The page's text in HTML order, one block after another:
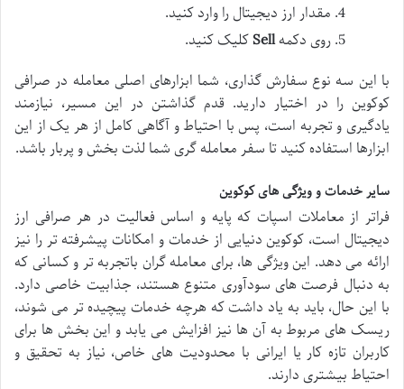
مقدار ارز دیجیتال را وارد کنید.
روی دکمهSellکلیک کنید.
با این سه نوع سفارش گذاری، شما ابزارهای اصلی معامله در صرافی
کوکوین را در اختیار دارید. قدم گذاشتن در این مسیر، نیازمند
یادگیری و تجربه است، پس با احتیاط و آگاهی کامل از هر یک از این
ابزارها استفاده کنید تا سفر معامله گری شما لذت بخش و پربار باشد.
سایر خدمات و ویژگی های کوکوین
فراتر از معاملات اسپات که پایه و اساس فعالیت در هر صرافی ارز
دیجیتال است، کوکوین دنیایی از خدمات و امکانات پیشرفته تر را نیز
ارائه می دهد. این ویژگی ها، برای معامله گران باتجربه تر و کسانی که
به دنبال فرصت های سودآوری متنوع هستند، جذابیت خاصی دارد.
با این حال، باید به یاد داشت که هرچه خدمات پیچیده تر می شوند،
ریسک های مربوط به آن ها نیز افزایش می یابد و این بخش ها برای
کاربران تازه کار یا ایرانی با محدودیت های خاص، نیاز به تحقیق و
احتیاط بیشتری دارند.